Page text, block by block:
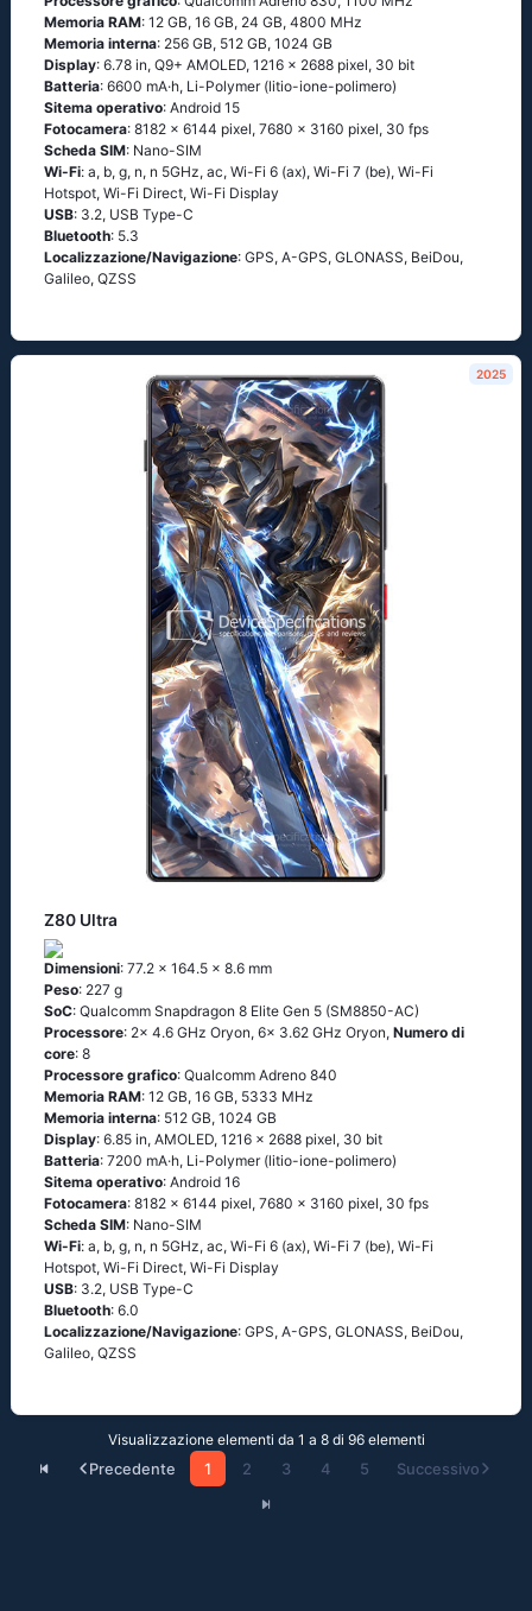
Memoria RAM: 12 GB, 16 GB, 24 GB, 4800 MHz
Memoria interna: 256 GB, 512 GB, 1024 GB
Display: 6.78 in, Q9+ AMOLED, 1216 x 2688 pixel, 30 bit
Batteria: 6600 mA·h, Li-Polymer (litio-ione-polimero)
Sitema operativo: Android 15
Fotocamera: 8182 x 6144 pixel, 7680 x 3160 pixel, 30 fps
Scheda SIM: Nano-SIM
Wi-Fi: a, b, g, n, n 5GHz, ac, Wi-Fi 6 (ax), Wi-Fi 7 (be), Wi-Fi
Hotspot, Wi-Fi Direct, Wi-Fi Display
USB: 3.2, USB Type-C
Bluetooth: 5.3
Localizzazione/Navigazione: GPS, A-GPS, GLONASS, BeiDou,
Galileo, QZSS
2025
Z80 Ultra
Dimensioni: 77.2 x 164.5 x 8.6 mm
Peso: 227 g
SoC: Qualcomm Snapdragon 8 Elite Gen 5 (SM8850-AC)
Processore: 2x 4.6 GHz Oryon, 6x 3.62 GHz Oryon, Numero di
core: 8
Processore grafico: Qualcomm Adreno 840
Memoria RAM: 12 GB, 16 GB, 5333 MHz
Memoria interna: 512 GB, 1024 GB
Display: 6.85 in, AMOLED, 1216 x 2688 pixel, 30 bit
Batteria: 7200 mA·h, Li-Polymer (litio-ione-polimero)
Sitema operativo: Android 16
Fotocamera: 8182 x 6144 pixel, 7680 x 3160 pixel, 30 fps
Scheda SIM: Nano-SIM
Wi-Fi: a, b, g, n, n 5GHz, ac, Wi-Fi 6 (ax), Wi-Fi 7 (be), Wi-Fi
Hotspot, Wi-Fi Direct, Wi-Fi Display
USB: 3.2, USB Type-C
Bluetooth: 6.0
Localizzazione/Navigazione: GPS, A-GPS, GLONASS, BeiDou,
Galileo, QZSS
Visualizzazione elementi da 1 a 8 di 96 elementi
Precedente
1 2 3 4 5 Successivo